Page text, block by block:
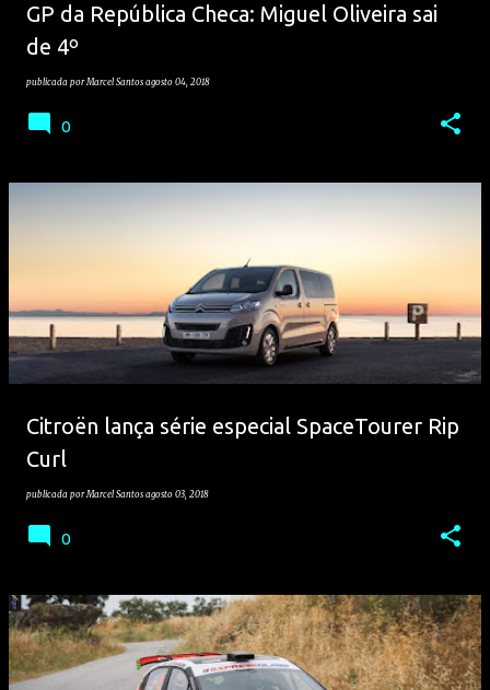
GP da República Checa: Miguel Oliveira sai
de 4º
publicada porMarcel Santos agosto 04, 2018
0
Citroën lança série especial SpaceTourer Rip
Curl
publicada porMarcel Santos agosto 03, 2018
0